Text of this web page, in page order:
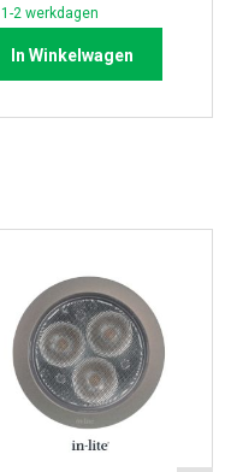
1-2 werkdagen
In Winkelwagen